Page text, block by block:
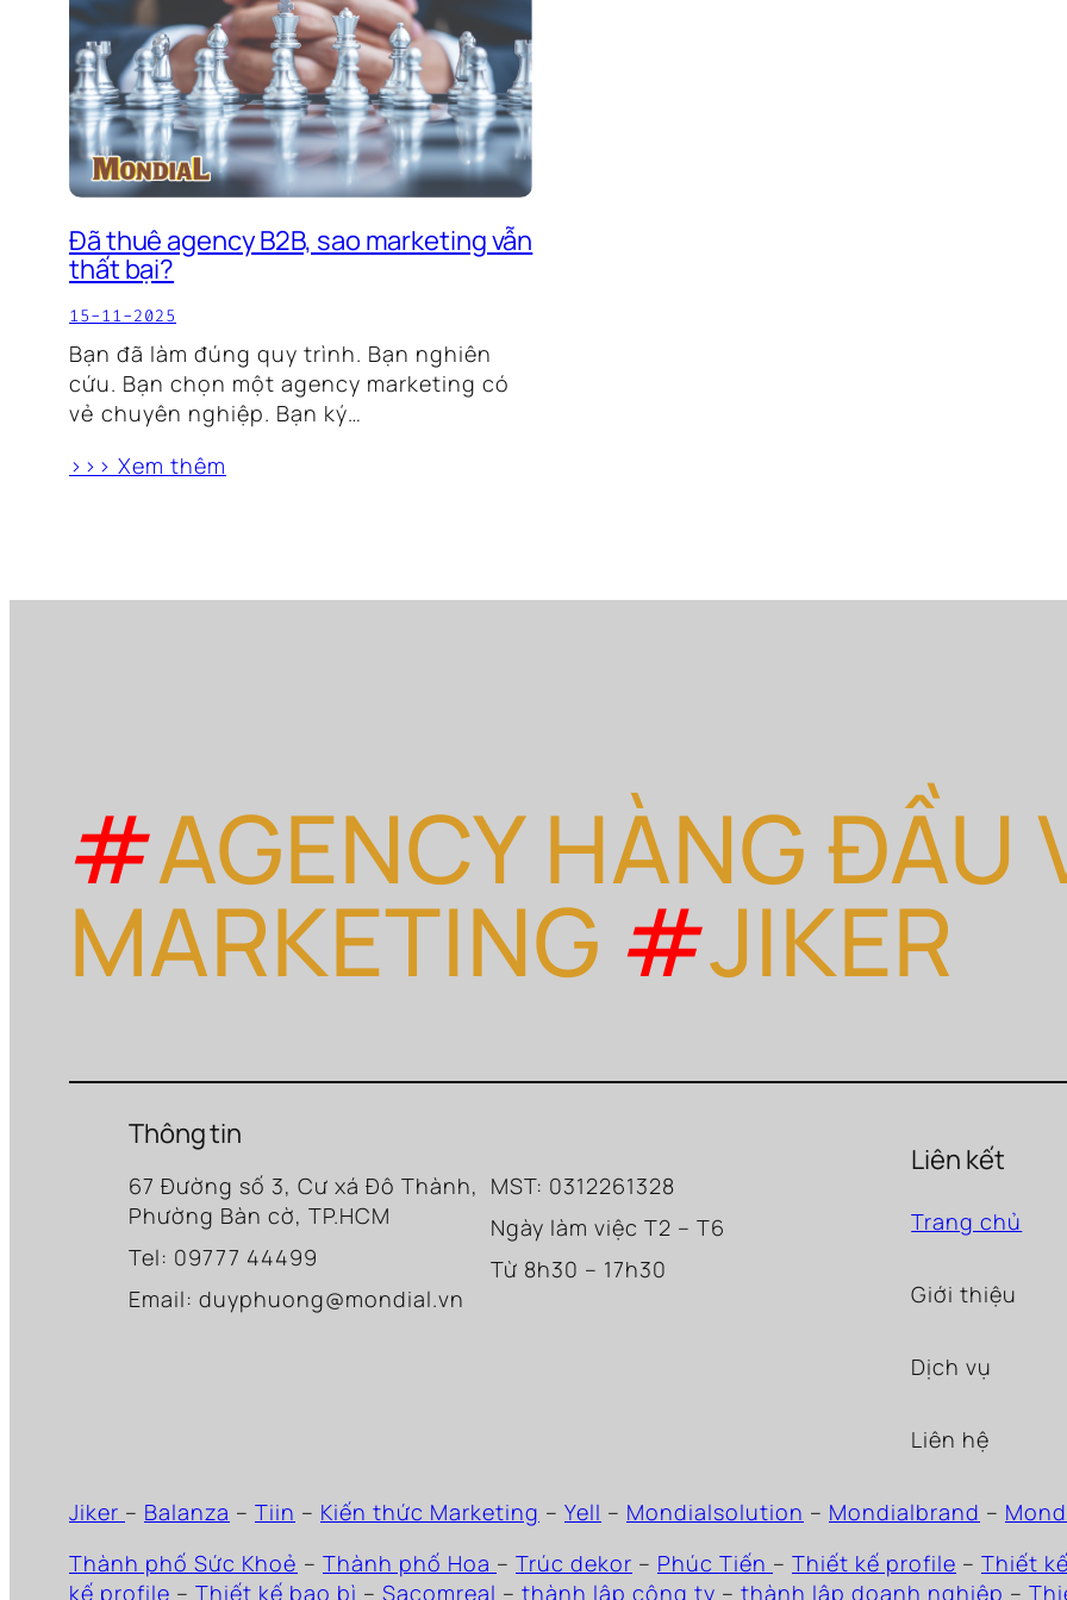
Đã thuê agency B2B, sao marketing vẫn
thất bại?
15-11-2025
Bạn đã làm đúng quy trình. Bạn nghiên
cứu. Bạn chọn một agency marketing có
vẻ chuyên nghiệp. Bạn ký…
>>> Xem thêm
#AGENCY HÀNG ĐẦU
MARKETING #JIKER
Thông tin
67 Đường số 3, Cư xá Đô Thành,
Phường Bàn cờ, TP.HCM
Tel: 09777 44499
Email: duyphuong@mondial.vn
MST: 0312261328
Ngày làm việc T2 – T6
Từ 8h30 – 17h30
Liên kết
Trang chủ
Giới thiệu
Dịch vụ
Liên hệ
Jiker – Balanza – Tiin – Kiến thức Marketing – Yell – Mondialsolution – Mondialbrand –
Thành phố Sức Khoẻ – Thành phố Hoa – Trúc dekor – Phúc Tiến – Thiết kế profile – Thiết
kế profile – Thiết kế bao bì – Sacomreal – thành lập công ty – thành lập doanh nghiệp –